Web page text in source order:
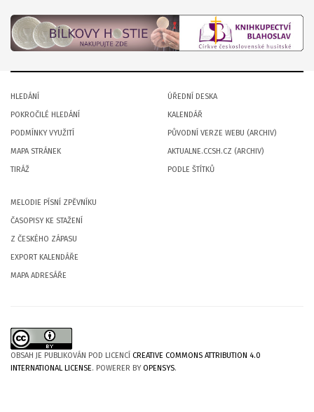
HLEDÁNÍ
POKROČILÉ HLEDÁNÍ
PODMÍNKY VYUŽITÍ
MAPA STRÁNEK
TIRÁŽ
ÚŘEDNÍ DESKA
KALENDÁŘ
PŮVODNÍ VERZE WEBU (ARCHIV)
AKTUALNE.CCSH.CZ (ARCHIV)
PODLE ŠTÍTKŮ
MELODIE PÍSNÍ ZPĚVNÍKU
ČASOPISY KE STAŽENÍ
Z ČESKÉHO ZÁPASU
EXPORT KALENDÁŘE
MAPA ADRESÁŘE
OBSAH JE PUBLIKOVÁN POD LICENCÍ CREATIVE COMMONS ATTRIBUTION 4.0
INTERNATIONAL LICENSE. POWERER BYOPENSYS.